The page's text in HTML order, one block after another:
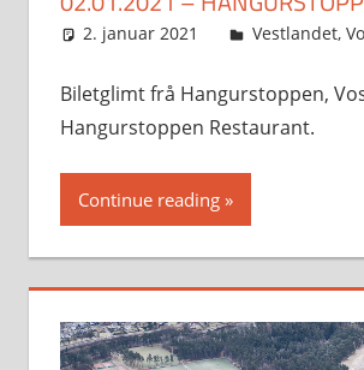
2. januar 2021 Svein
Vestlandet,
Biletglimt frå Hangurstoppen,
Hangurstoppen Restaurant.
Continue reading